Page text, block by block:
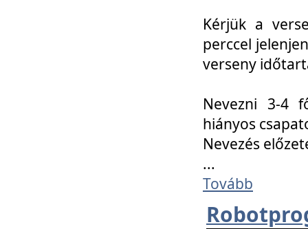
Kérjük a
perccel
verseny
Nevezni 3-4
hiányos
Nevezés
...
Tovább